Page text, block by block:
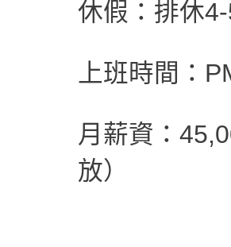
休假：排休
上班時間：
月薪資：
放）